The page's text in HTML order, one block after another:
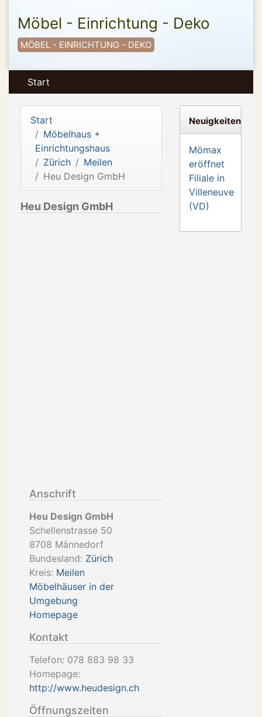
Möbel - Einrichtung - Deko
MÖBEL - EINRICHTUNG - DEKO
Start
Start
Möbelhaus +
Einrichtungshaus
Zürich
Meilen
Heu Design GmbH
Heu Design GmbH
Anschrift
Heu Design GmbH
Schellenstrasse 50
8708 Männedorf
Bundesland: Zürich
Kreis: Meilen
Möbelhäuser in der
Umgebung
Homepage
Kontakt
Telefon: 078 883 98 33
Homepage:
http://www.heudesign.ch
Öffnungszeiten
Neuigkeiten
Mömax
eröffnet
Filiale in
Villeneuve
(VD)